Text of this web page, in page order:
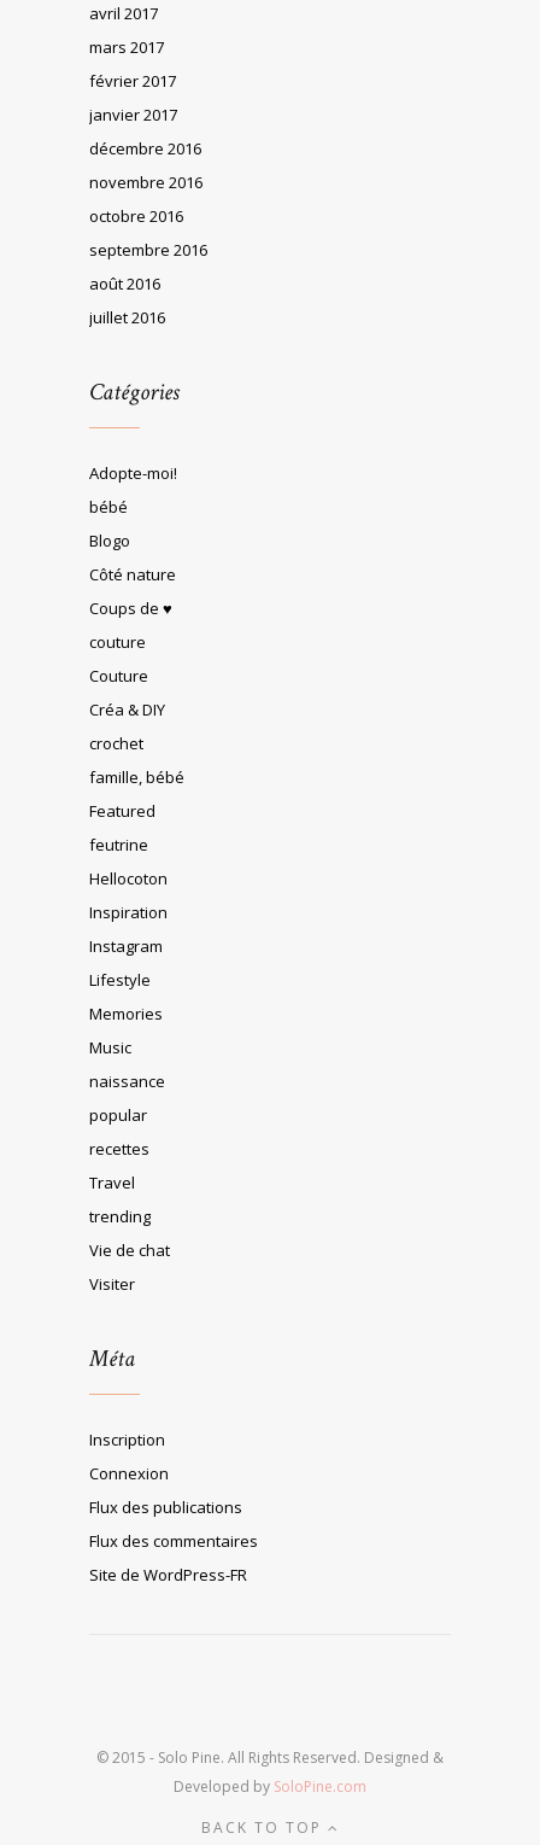
avril 2017
mars 2017
février 2017
janvier 2017
décembre 2016
novembre 2016
octobre 2016
septembre 2016
août 2016
juillet 2016
Catégories
Adopte-moi!
bébé
Blogo
Côté nature
Coups de ♥
couture
Couture
Créa & DIY
crochet
famille, bébé
Featured
feutrine
Hellocoton
Inspiration
Instagram
Lifestyle
Memories
Music
naissance
popular
recettes
Travel
trending
Vie de chat
Visiter
Méta
Inscription
Connexion
Flux des publications
Flux des commentaires
Site de WordPress-FR
© 2015 - Solo Pine. All Rights Reserved. Designed &
Developed by SoloPine.com
BACK TO TOP